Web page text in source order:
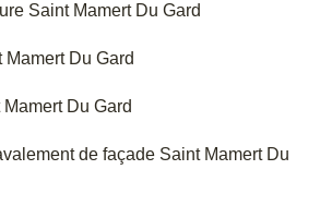
Saint Mamert Du Gard
Du Gard
Du Gard
de façade Saint Mamert Du